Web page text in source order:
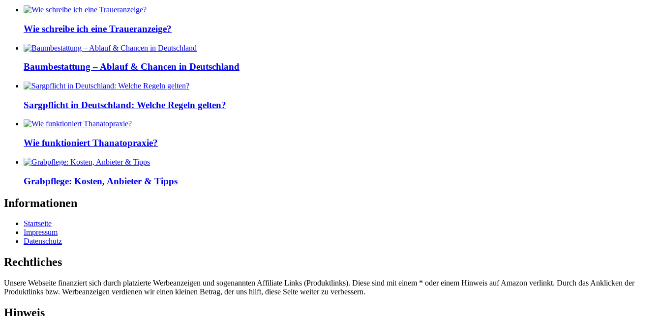
Wie schreibe ich eine Traueranzeige?
Baumbestattung – Ablauf & Chancen in Deutschland
Sargpflicht in Deutschland: Welche Regeln gelten?
Wie funktioniert Thanatopraxie?
Grabpflege: Kosten, Anbieter & Tipps
Informationen
Startseite
Impressum
Datenschutz
Rechtliches
Unsere Webseite finanziert sich durch platzierte Werbeanzeigen und sogenannten Affiliate Links (Produktlinks). Diese sind mit einem * oder einem Hinweis auf Amazon verlinkt. Durch das Anklicken der
Produktlinks bzw. Werbeanzeigen verdienen wir einen kleinen Betrag, der uns hilft, diese Seite weiter zu verbessern.
Hinweis